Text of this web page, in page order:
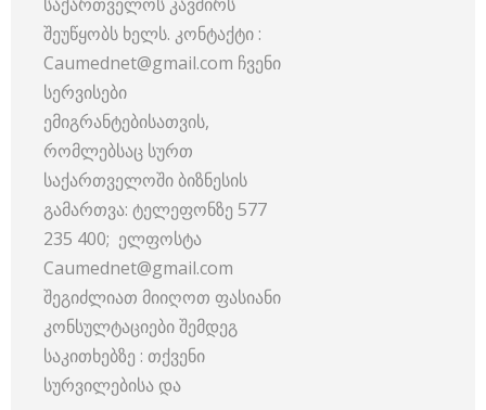
შეუწყობს ხელს. კონტაქტი :
Caumednet@gmail.com ჩვენი
სერვისები
ემიგრანტებისათვის,
რომლებსაც სურთ
საქართველოში ბიზნესის
გამართვა: ტელეფონზე 577
235 400; ელფოსტა
Caumednet@gmail.com
შეგიძლიათ მიიღოთ ფასიანი
კონსულტაციები შემდეგ
საკითხებზე : თქვენი
სურვილებისა და